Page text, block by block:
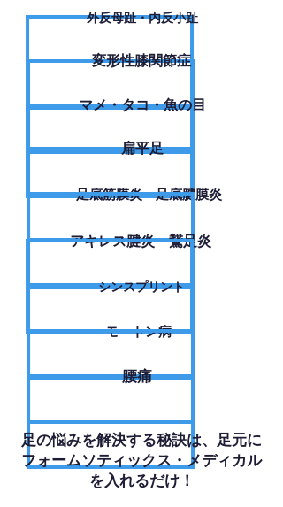
外反母趾・内反小趾
変形性膝関節症
​マメ・タコ・魚の目
扁平足
足底筋膜炎・足底腱膜炎
アキレス腱炎・鵞足炎
シンスプリント
モートン病
腰痛
足の悩みを解決する秘訣は、足元に
フォームソティックス・メディカル
を入れるだけ！